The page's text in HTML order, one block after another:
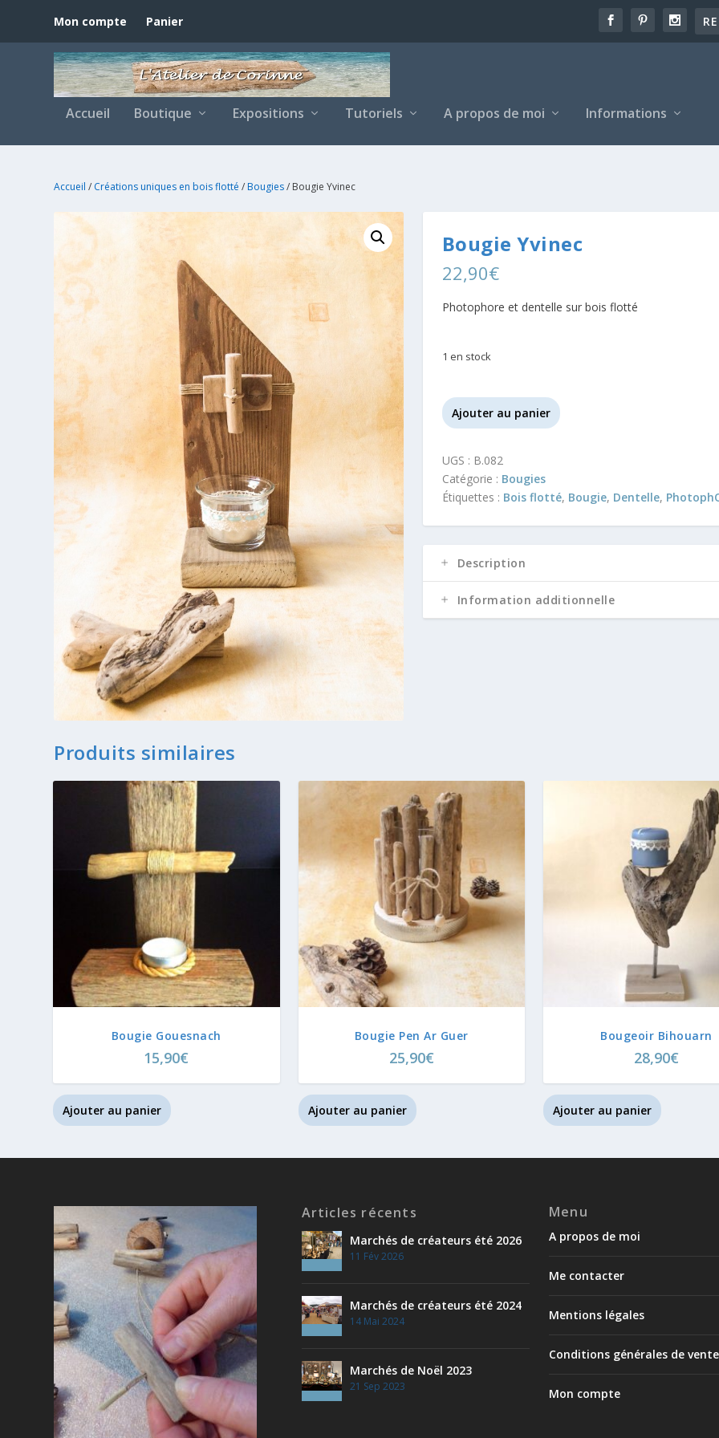
Mon compte Panier
Accueil Boutique Expositions Tutoriels A propos de moi Informations
Accueil / Créations uniques en bois flotté / Bougies/ Bougie Yvinec
Bougie Yvinec
22,90€
Photophore et dentelle sur bois flotté
1 en stock
quantité
de
Yvinec
Ajouter au panier
UGS : B.082
Catégorie : Bougies
Étiquettes : Bois flotté, Bougie, Dentelle,
Description
Information additionnelle
Produits similaires
Bougie Gouesnach
15,90€
Ajouter au panier
Bougie Pen Ar Guer
25,90€
Ajouter au panier
Bougeoir Bihouarn
28,90€
Ajouter au panier
Articles récents
Marchés de créateurs été 2026
11 Fév 2026
Marchés de créateurs été 2024
14 Mai 2024
Marchés de Noël 2023
21 Sep 2023
Menu
A propos de moi
Me contacter
Mentions légales
Conditions générales de vente
Mon compte